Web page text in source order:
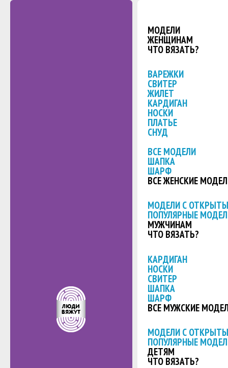
МОДЕЛИ
ЖЕНЩИНАМ
ЧТО ВЯЗАТЬ?
ВАРЕЖКИ
СВИТЕР
ЖИЛЕТ
КАРДИГАН
НОСКИ
ПЛАТЬЕ
СНУД
ВСЕ МОДЕЛИ
ШАПКА
ШАРФ
ВСЕ ЖЕНСКИЕ
МОДЕЛИ С
ПОПУЛЯРНЫЕ
МУЖЧИНАМ
ЧТО ВЯЗАТЬ?
КАРДИГАН
НОСКИ
СВИТЕР
ШАПКА
ШАРФ
ВСЕ МУЖСКИЕ
МОДЕЛИ С
ПОПУЛЯРНЫЕ
ДЕТЯМ
ЧТО ВЯЗАТЬ?